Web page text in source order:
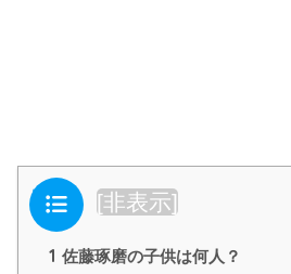
目次 [非表示]
1 佐藤琢磨の子供は何人？